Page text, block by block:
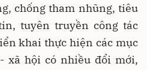
chống tham nhũng, tiêu
tuyên truyền công tác
khai thực hiện các mục
xã hội có nhiều đổi mới,